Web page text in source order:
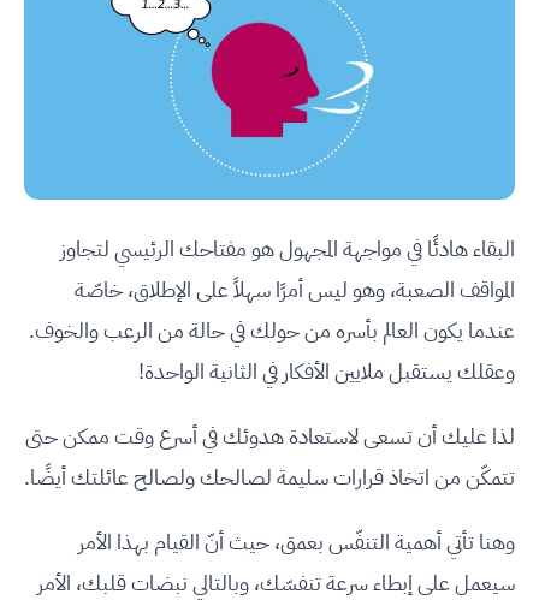
البقاء هادئًا في مواجهة المجهول هو مفتاحك الرئيسي لتجاوز
المواقف الصعبة، وهو ليس أمرًا سهلاً على الإطلاق، خاصّة
عندما يكون العالم بأسره من حولك في حالة من الرعب والخوف.
وعقلك يستقبل ملايين الأفكار في الثانية الواحدة!
لذا عليك أن تسعى لاستعادة هدوئك في أسرع وقت ممكن حتى
تتمكّن من اتخاذ قرارات سليمة لصالحك ولصالح عائلتك أيضًا.
وهنا تأتي أهمية التنفّس بعمق، حيث أنّ القيام بهذا الأمر
سيعمل على إبطاء سرعة تنفسّك، وبالتالي نبضات قلبك، الأمر